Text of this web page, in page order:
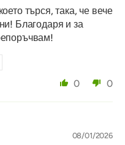
търся, така, че вече
Благодаря и за
0 0
08/01/2026